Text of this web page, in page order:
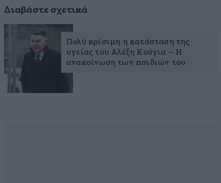
Διαβάστε σχετικά
Πολύ κρίσιμη η κατάσταση της
υγείας του Αλέξη Κούγια – Η
ανακοίνωση των παιδιών του